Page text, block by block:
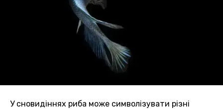
У сновидіннях риба може символізувати різні